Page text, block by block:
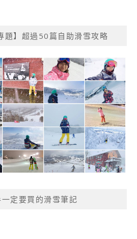
題】超過50篇自助滑雪攻略
定要買的滑雪筆記